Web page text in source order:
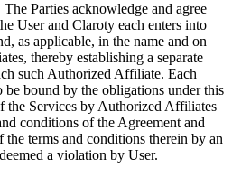
The Parties acknowledge and agree
User and Claroty each enters into
as applicable, in the name and on
thereby establishing a separate
such Authorized Affiliate. Each
bound by the obligations under this
the Services by Authorized Affiliates
conditions of the Agreement and
terms and conditions therein by an
a violation by User.